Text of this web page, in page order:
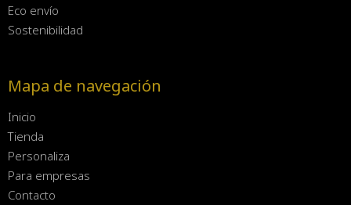
Eco envío
Sostenibilidad
Mapa de navegación
Inicio
Tienda
Personaliza
Para empresas
Contacto